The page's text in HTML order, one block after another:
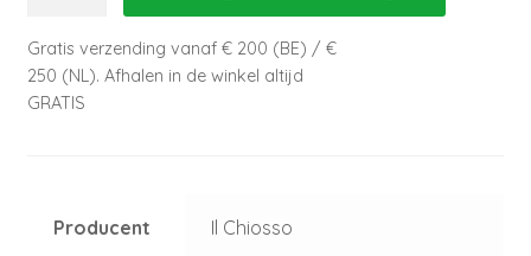
2018
-
Gratis verzending vanaf € 200 (BE) / €
250 (NL). Afhalen in de winkel altijd
GRATIS
Producent Il Chiosso